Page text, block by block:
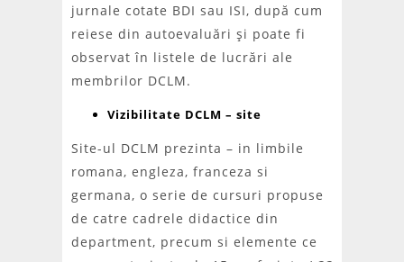
jurnale cotate BDI sau ISI, după cum
reiese din autoevaluări şi poate fi
observat în listele de lucrări ale
membrilor DCLM.
Vizibilitate DCLM – site
Site-ul DCLM prezinta – in limbile
romana, engleza, franceza si
germana, o serie de cursuri propuse
de catre cadrele didactice din
department, precum si elemente ce